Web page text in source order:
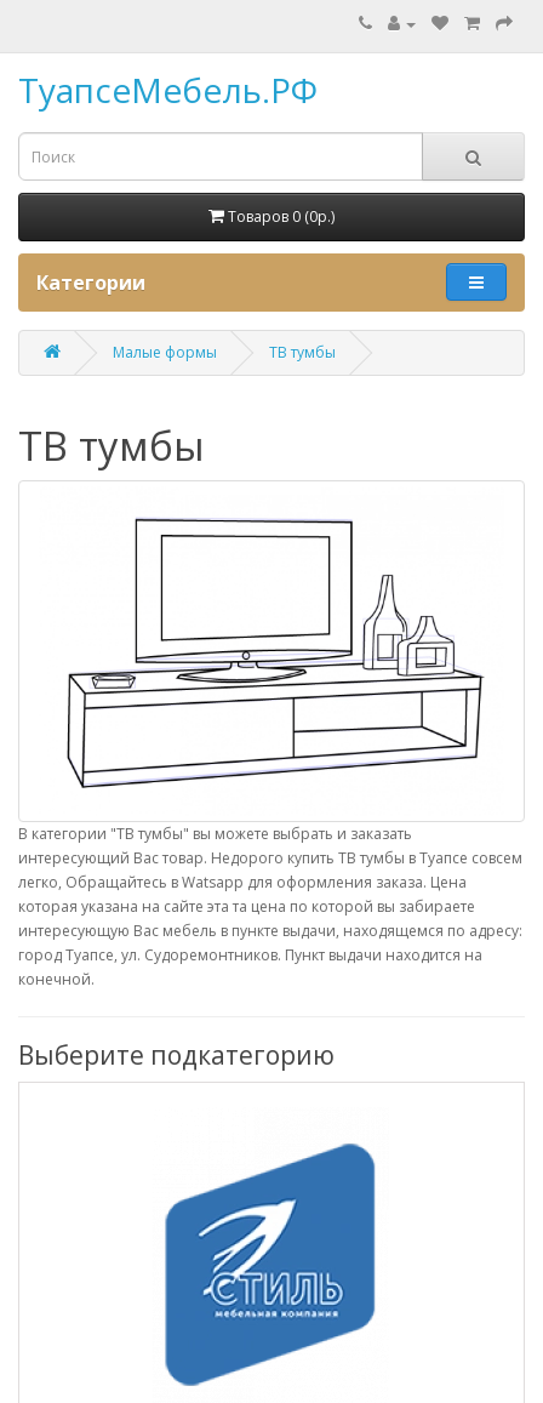
ТуапсеМебель.РФ
Товаров 0 (0p.)
Категории
Малые формы ТВ тумбы
ТВ тумбы
В категории "ТВ тумбы" вы можете выбрать и заказать
интересующий Вас товар. Недорого купить ТВ тумбы в Туапсе совсем
легко, Обращайтесь в Watsapp для оформления заказа. Цена
которая указана на сайте эта та цена по которой вы забираете
интересующую Вас мебель в пункте выдачи, находящемся по адресу:
город Туапсе, ул. Судоремонтников. Пункт выдачи находится на
конечной.
Выберите подкатегорию